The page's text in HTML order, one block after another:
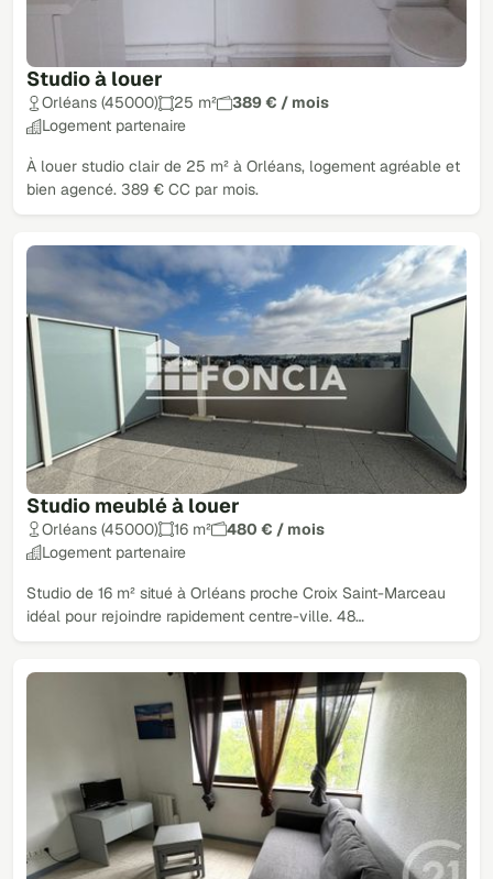
Studio à louer
Orléans (45000) 25 m²
389 € / mois
Logement partenaire
À louer studio clair de 25 m² à Orléans, logement agréable et
bien agencé. 389 € CC par mois.
Studio meublé à louer
Orléans (45000) 16 m²
480 € / mois
Logement partenaire
Studio de 16 m² situé à Orléans proche Croix Saint-Marceau
idéal pour rejoindre rapidement centre-ville. 48…